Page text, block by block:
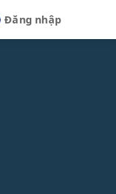
Đăng nhập